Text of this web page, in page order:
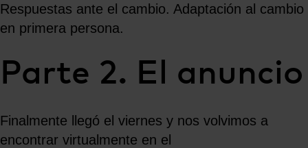
Respuestas ante el cambio. Adaptación al cambio
en primera persona.
Parte 2. El anuncio
Finalmente llegó el viernes y nos volvimos a
encontrar virtualmente en el